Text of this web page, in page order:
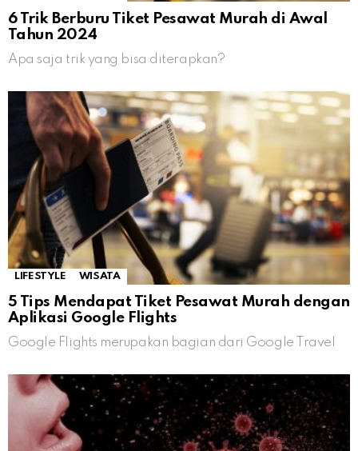
6 Trik Berburu Tiket Pesawat Murah di Awal
Tahun 2024
Apa saja trik yang bisa diterapkan?
LIFESTYLE WISATA
5 Tips Mendapat Tiket Pesawat Murah dengan
Aplikasi Google Flights
Google Flights merupakan bagian dari Google Travel